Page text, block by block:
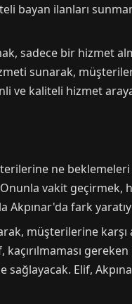
bayan ilanları
sadece bir hizmet
sunarak,
ve kaliteli hizmet
ne
vakit geçirmek,
Akpınar'da fark
müşterilerine karşı
Elif,